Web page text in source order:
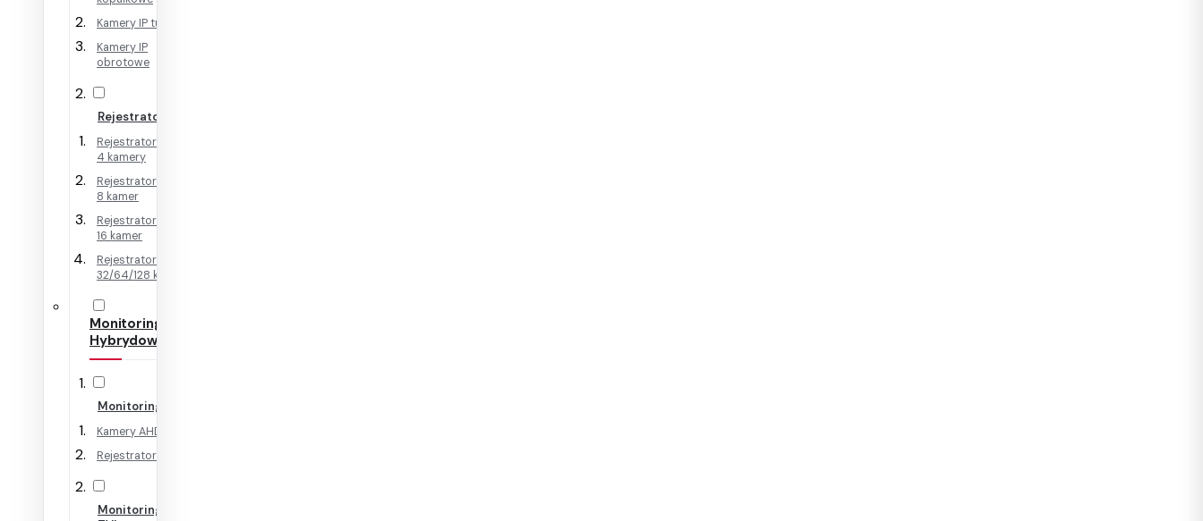
Kamery IP tubowe
Kamery IP
obrotowe
Rejestratory IP
Rejestratory IP na
4 kamery
Rejestratory IP na
8 kamer
Rejestratory IP na
16 kamer
Rejestratory IP na
32/64/128 kamer
Monitoring
Hybrydowy
Monitoring AHD
Kamery AHD
Rejestratory AHD
Monitoring HD-